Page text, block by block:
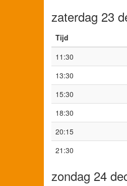
zaterdag 23
Tijd
11:30
13:30
15:30
18:30
20:15
21:30
zondag 24